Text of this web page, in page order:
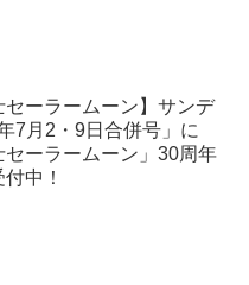
セーラームーン】サンデ
7月2・9日合併号」に
セーラームーン」30周年
中！